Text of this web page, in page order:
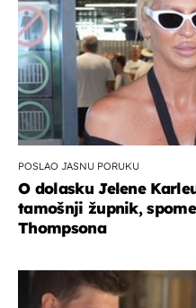
POSLAO JASNU PORUKU
O dolasku Jelene
tamošnji župnik,
Thompsona